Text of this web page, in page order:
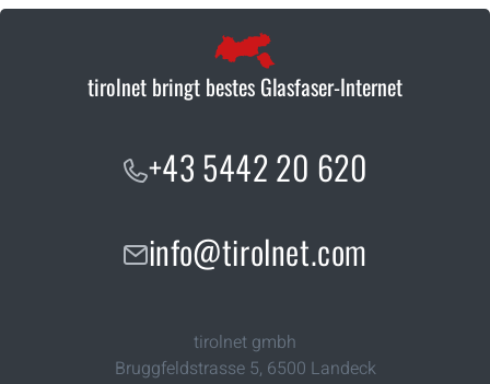
tirolnet bringt bestes Glasfaser-Internet
+43 5442 20 620
info@tirolnet.com
tirolnet gmbh
Bruggfeldstrasse 5, 6500 Landeck